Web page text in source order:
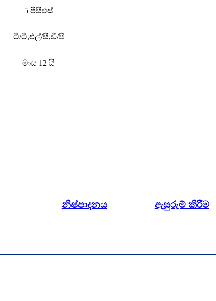
5 පීසීඑස්
ටී/ටී,එල්/සී,ඩී/පී
මාස 12 යි
නිෂ්පාදනය ඇසුරුම් කිරීම